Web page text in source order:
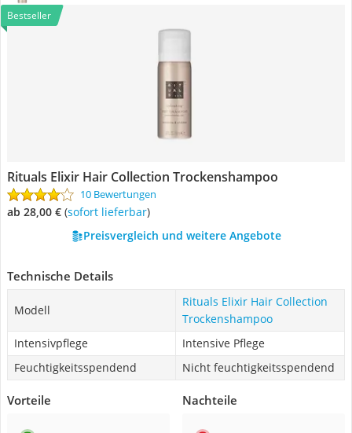
Bestseller
Rituals Elixir Hair Collection Trockenshampoo
10 Bewertungen
ab 28,00 € ( Sofort lieferbar)
Preisvergleich und weitere Angebote
Technische Details
Modell
Rituals Elixir Hair Collection
Trockenshampoo
Intensivpflege
Intensive Pflege
Feuchtigkeitsspendend
Nicht feuchtigkeitsspendend
Vorteile Nachteile